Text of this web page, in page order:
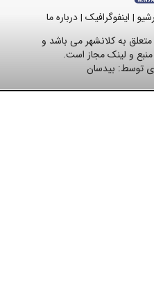
| اینفوگرافیک |درباره ما
به کلانشهر می باشد و
منبع و لینک مجاز است.
توسط: بیدسان